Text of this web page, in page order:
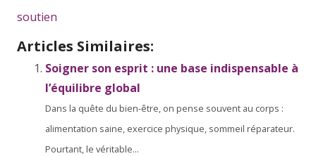
soutien
Articles Similaires:
Soigner son esprit : une base indispensable à
l’équilibre global
Dans la quête du bien-être, on pense souvent au corps :
alimentation saine, exercice physique, sommeil réparateur.
Pourtant, le véritable...